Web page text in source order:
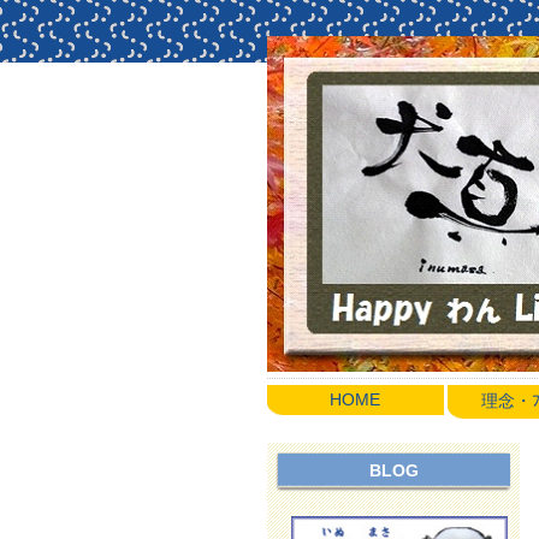
HOME 理念・
BLOG